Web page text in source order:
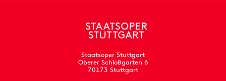
Staatsoper Stuttgart
Oberer Schloßgarten 6
70173 Stuttgart